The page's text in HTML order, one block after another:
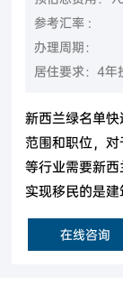
参考汇率 :
办理周期：
居住要求：4年
新西兰绿名单
范围和职位，
等行业需要新
实现移民的是
定的学历资格
在线咨询